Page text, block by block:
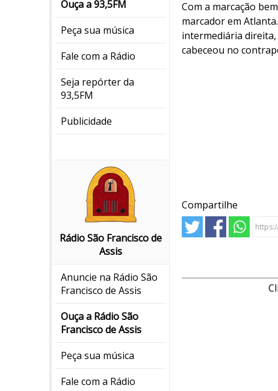
Ouça a 93,5FM
Peça sua música
Fale com a Rádio
Seja repórter da
93,5FM
Publicidade
Rádio São Francisco de
Assis
Anuncie na Rádio São
Francisco de Assis
Ouça a Rádio São
Francisco de Assis
Peça sua música
Fale com a Rádio
Com a marcação
marcador em
intermediária
cabeceou no
Compartilhe